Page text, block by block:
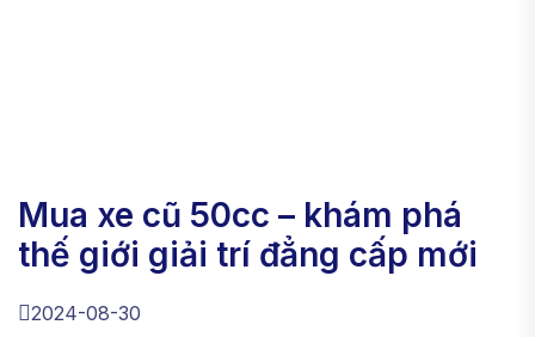
mua xe cũ 50cc – khám phá
thế giới giải trí đẳng cấp mới
2024-08-30